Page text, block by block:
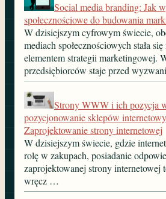
Social media branding: Jak
społecznościowe do budowania
W dzisiejszym cyfrowym świecie,
mediach społecznościowych stała
elementem strategii marketingowej.
przedsiębiorców staje przed
Strony WWW i ich pozycja
pozycjonowanie sklepów
Zaprojektowanie strony internetowej
W dzisiejszym świecie, gdzie
rolę w zakupach, posiadanie
zaprojektowanej strony internetowej
wręcz …